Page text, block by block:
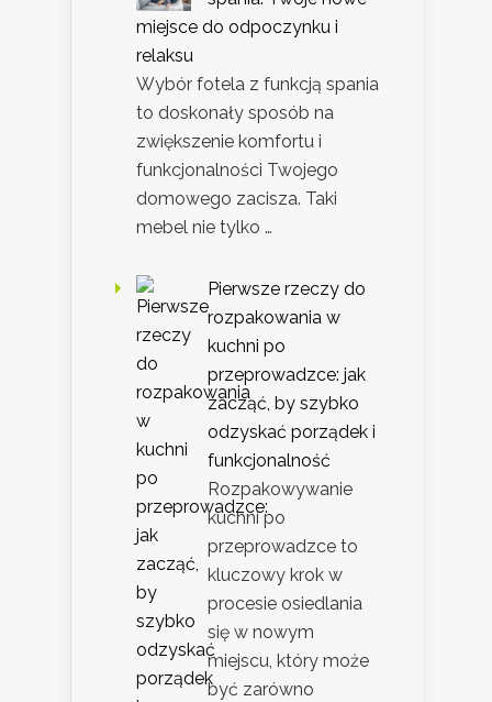
miejsce do odpoczynku i
relaksu
Wybór fotela z funkcją spania
to doskonały sposób na
zwiększenie komfortu i
funkcjonalności Twojego
domowego zacisza. Taki
mebel nie tylko …
Pierwsze rzeczy do
rozpakowania w
kuchni po
przeprowadzce: jak
zacząć, by szybko
odzyskać porządek i
funkcjonalność
Rozpakowywanie
kuchni po
przeprowadzce to
kluczowy krok w
procesie osiedlania
się w nowym
miejscu, który może
być zarówno